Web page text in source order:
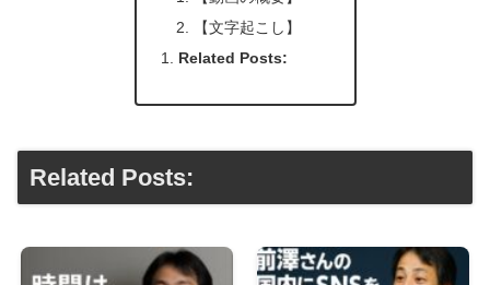
【文字起こし】
Related Posts:
Related Posts: